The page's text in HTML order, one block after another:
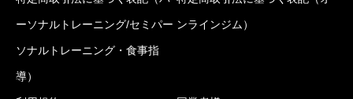
ーソナルトレーニング/セミパー
ソナルトレーニング・食事指
導）
ンラインジム）